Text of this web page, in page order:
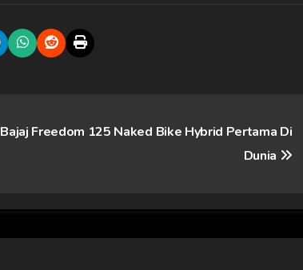
Bajaj Freedom 125 Naked Bike Hybrid Pertama Di
Dunia